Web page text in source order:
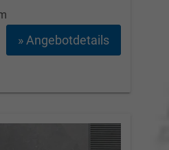
» Angebotdetails